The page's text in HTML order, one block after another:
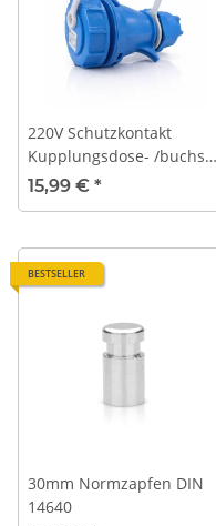
220V Schutzkontakt
Kupplungsdose- /buchse
IP68 mit Überwurfmutter
15,99 € *
BESTSELLER
30mm Normzapfen DIN
14640